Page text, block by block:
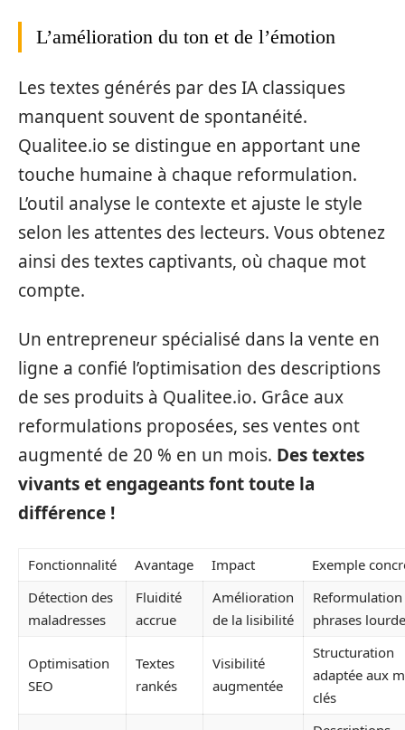
L’amélioration du ton et de l’émotion
Les textes générés par des IA classiques
manquent souvent de spontanéité.
Qualitee.io se distingue en apportant une
touche humaine à chaque reformulation.
L’outil analyse le contexte et ajuste le style
selon les attentes des lecteurs. Vous obtenez
ainsi des textes captivants, où chaque mot
compte.
Un entrepreneur spécialisé dans la vente en
ligne a confié l’optimisation des descriptions
de ses produits à Qualitee.io. Grâce aux
reformulations proposées, ses ventes ont
augmenté de 20 % en un mois. Des textes
vivants et engageants font toute la
différence !
Fonctionnalité Avantage Impact
Exemple
Détection des
maladresses
Fluidité
accrue
Amélioration
de la lisibilité
Reformulation
phrases
Optimisation
SEO
Textes
rankés
Visibilité
augmentée
Structuration
adaptée aux
clés